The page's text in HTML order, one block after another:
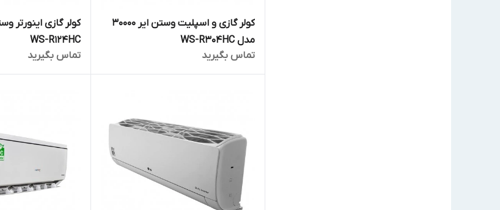
کولر گازی و اسپلیت وستن ایر 30000
مدل WS-R304HC
تماس بگیرید
WS-R124HC
تماس بگیرید